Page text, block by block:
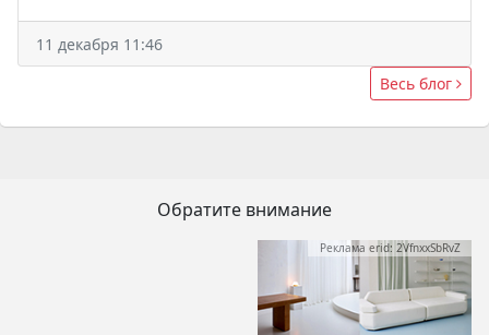
11 декабря 11:46
Весь блог
Обратите внимание
Реклама erid: 2VfnxxSbRvZ